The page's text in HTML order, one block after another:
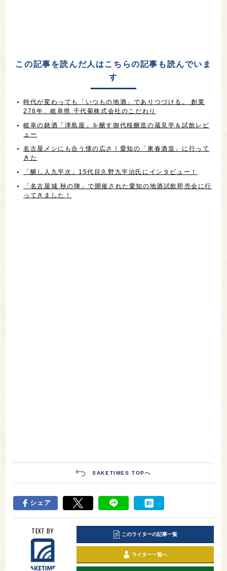
この記事を読んだ人はこちらの記事も読んでいま
す
時代が変わっても「いつもの地酒」でありつづける。 創業
278年、岐阜県 千代菊株式会社のこだわり
岐阜の銘酒「津島屋」を醸す御代桜醸造の蔵見学＆試飲レビ
ュー
名古屋メシにも合う懐の広さ！愛知の「東春酒造」に行って
きた
「醸し人九平次」15代目久野九平治氏にインタビュー！
「名古屋城 秋の陣」で開催された愛知の地酒試飲即売会に行
ってきました！
SAKETIMES TOPへ
シェア
TEXT BY このライターの記事一覧
ライター一覧へ